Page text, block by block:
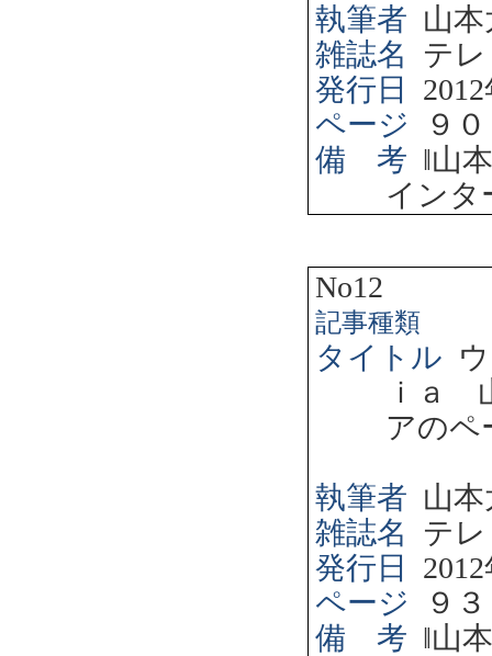
執筆者 山
雑誌名
テ
発行日
2012
ページ
９０
備 考 ‖山
インタ
No12
記事種類
タイトル
ｉａ
アのペ
執筆者 山
雑誌名
テ
発行日
2012
ページ
９３
備 考 ‖山